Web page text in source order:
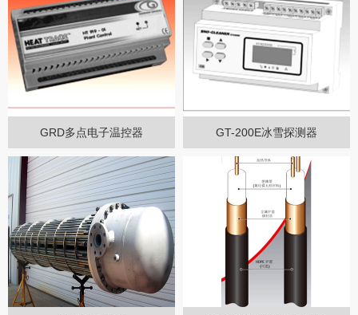
GRD多点电子温控器 GT-200E冰雪探测器